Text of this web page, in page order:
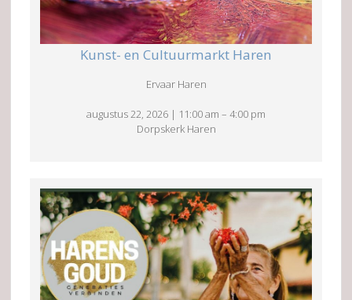
Kunst- en Cultuurmarkt Haren
Ervaar Haren
augustus 22, 2026 | 11:00 am – 4:00 pm
Dorpskerk Haren